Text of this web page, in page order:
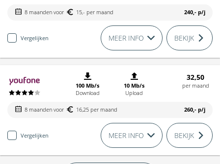
8 maanden voor 15,- per maand 240,- p/j
Vergelijken MEER INFO BEKIJK
100 Mb/s
Download
10 Mb/s
Upload
32,50
per maand
8 maanden voor 16,25 per maand 260,- p/j
Vergelijken MEER INFO BEKIJK